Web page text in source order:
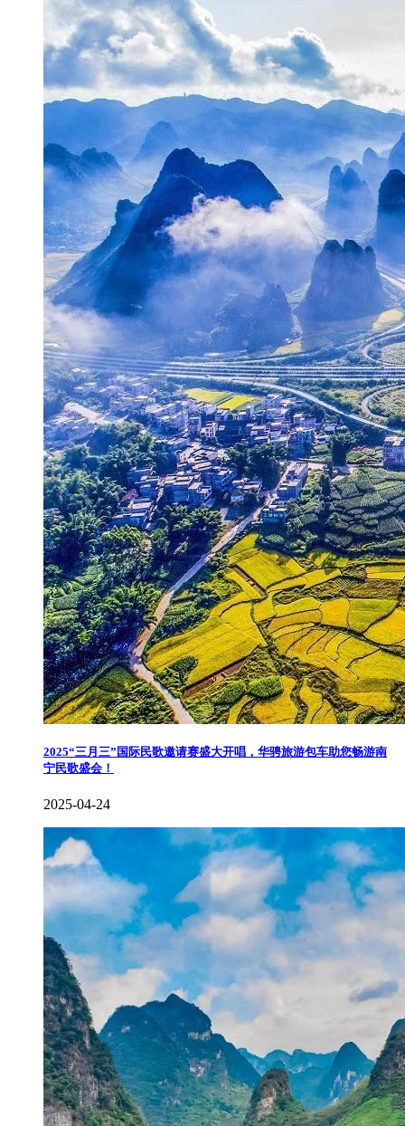
2025“三月三”国际民歌邀请赛盛大开唱，华骋旅游包车助您畅游南
宁民歌盛会！
2025-04-24